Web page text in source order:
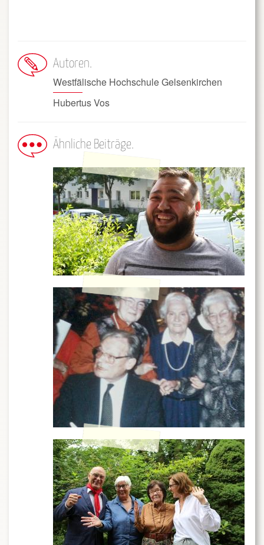
Autoren
Westfälische Hochschule Gelsenkirchen
Hubertus Vos
Ähnliche Beiträge